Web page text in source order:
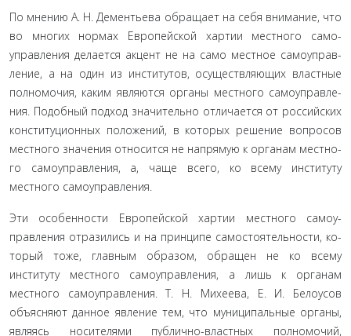
По мнению А. Н. Дементьева обращает на себя внимание, что
во многих нормах Европейской хартии местного само­
управления делается акцент не на само местное самоуправ­
ление, а на один из институтов, осуществляющих властные
полномочия, каким являются органы местного самоуправле­
ния. Подобный подход значительно отличается от российских
конституционных положений, в которых решение вопросов
местного значения относится не напрямую к органам местно­
го самоуправления, а, чаще всего, ко всему институту
местного самоуправления.
Эти особенности Европейской хартии местного самоу­
правления отразились и на принципе самостоятельности, ко­
торый тоже, главным образом, обращен не ко всему
институту местного самоуправления, а лишь к органам
местного само­управления. Т. Н. Михеева, Е. И. Белоусов
объясняют данное явление тем, что муниципальные органы,
являясь носителями публично-властных полномочий,